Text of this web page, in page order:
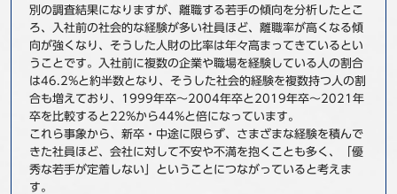
別の調査結果になりますが、離職する若手の傾向を分析したとこ
ろ、入社前の社会的な経験が多い社員ほど、離職率が高くなる傾
向が強くなり、そうした人財の比率は年々高まってきているとい
うことです。入社前に複数の企業や職場を経験している人の割合
は46.2%と約半数となり、そうした社会的経験を複数持つ人の割
合も増えており、1999年卒～2004年卒と2019年卒～2021年
卒を比較すると22%から44%と倍になっています。
これら事象から、新卒・中途に限らず、さまざまな経験を積んで
きた社員ほど、会社に対して不安や不満を抱くことも多く、「優
秀な若手が定着しない」ということにつながっていると考えま
す。